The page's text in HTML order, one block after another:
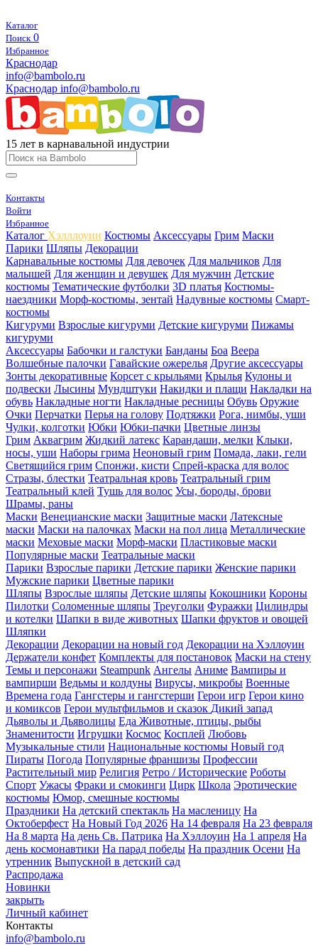
Каталог
Поиск 0
Избранное
Краснодар
info@bambolo.ru
Краснодар info@bambolo.ru
15 лет в карнавальной индустрии
Контакты
Войти
Избранное
Каталог Хэлллоуин Костюмы Аксессуары Грим Маски
Парики Шляпы Декорации
Карнавальные костюмы Для девочек Для мальчиков Для
малышей Для женщин и девушек Для мужчин Детские
костюмы Тематические футболки 3D платья Костюмы-
наездники Морф-костюмы, зентай Надувные костюмы Смарт-
костюмы
Кигуруми Взрослые кигуруми Детские кигуруми Пижамы
кигуруми
Аксессуары Бабочки и галстуки Банданы Боа Веера
Волшебные палочки Гавайские ожерелья Другие аксессуары
Зонты декоративные Корсет с крыльями Крылья Кулоны и
подвески Лысины Мундштуки Накидки и плащи Накладки на
обувь Накладные ногти Накладные ресницы Обувь Оружие
Очки Перчатки Перья на голову Подтяжки Рога, нимбы, уши
Чулки, колготки Юбки Юбки-пачки Цветные линзы
Грим Аквагрим Жидкий латекс Карандаши, мелки Клыки,
носы, уши Наборы грима Неоновый грим Помада, лаки, гели
Светящийся грим Спонжи, кисти Спрей-краска для волос
Стразы, блестки Театральная кровь Театральный грим
Театральный клей Тушь для волос Усы, бороды, брови
Шрамы, раны
Маски Венецианские маски Защитные маски Латексные
маски Маски на палочках Маски на пол лица Металлические
маски Меховые маски Морф-маски Пластиковые маски
Популярные маски Театральные маски
Парики Взрослые парики Детские парики Женские парики
Мужские парики Цветные парики
Шляпы Взрослые шляпы Детские шляпы Кокошники Короны
Пилотки Соломенные шляпы Треуголки Фуражки Цилиндры
и котелки Шапки в виде животных Шапки фруктов и овощей
Шляпки
Декорации Декорации на новый год Декорации на Хэллоуин
Держатели конфет Комплекты для постановок Маски на стену
Темы и персонажи Steampunk Ангелы Аниме Вампиры и
вампирши Ведьмы и колдуны Вирусы, микробы Военные
Времена года Гангстеры и гангстерши Герои игр Герои кино
и комиксов Герои мультфильмов и сказок Дикий запад
Дьяволы и Дьяволицы Еда Животные, птицы, рыбы
Знаменитости Игрушки Космос Косплей Любовь
Музыкальные стили Национальные костюмы Новый год
Пираты Погода Популярные франшизы Профессии
Растительный мир Религия Ретро / Исторические Роботы
Спорт Ужасы Фраки и смокинги Цирк Школа Эротические
костюмы Юмор, смешные костюмы
Праздники На детский спектакль На масленицу На
Октоберфест На Новый Год 2026 На 14 февраля На 23 февраля
На 8 марта На день Св. Патрика На Хэллоуин На 1 апреля На
день космонавтики На парад победы На праздник Осени На
утренник Выпускной в детский сад
Распродажа
Новинки
закрыть
Личный кабинет
Контакты
info@bambolo.ru